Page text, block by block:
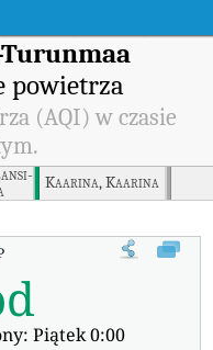
powietrza
(AQI) w czasie
Kaarina, Kaarina
Länsi-Turunmaa
Piątek 0:00